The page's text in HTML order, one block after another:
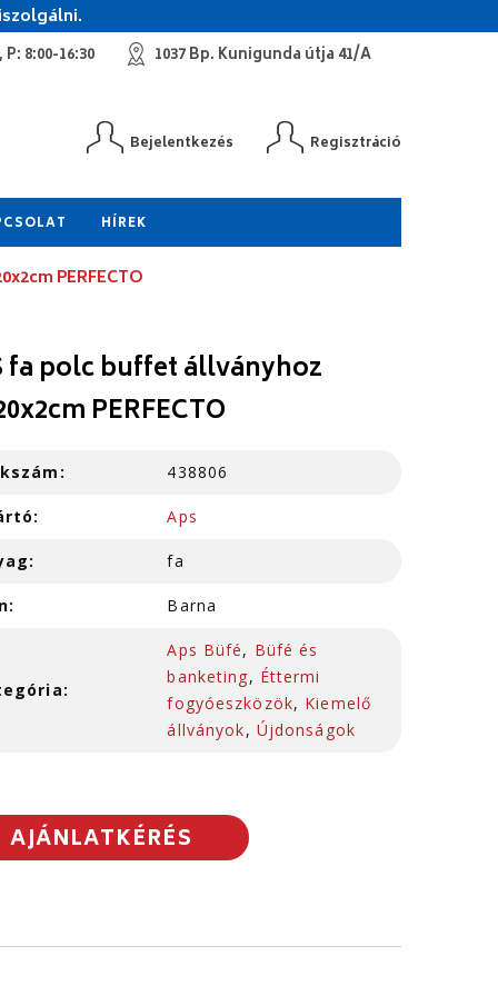
8:00-16:30 1037 Bp. Kunigunda útja 41/A
Bejelentkezés Regisztráció
HÍREK
PERFECTO
fa polc buffet állványhoz
PERFECTO
438806
Aps
fa
Barna
Aps Büfé, Büfé és
banketing, Éttermi
fogyóeszközök, Kiemelő
állványok, Újdonságok
AJÁNLATKÉRÉS